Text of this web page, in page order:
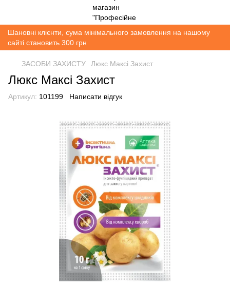
Шановні клієнти, сума мінімального замовлення на нашому
сайті становить 300 грн
ЗАСОБИ ЗАХИСТУ Люкс Максі Захист
Люкс Максі Захист
Артикул: 101199 Написати відгук